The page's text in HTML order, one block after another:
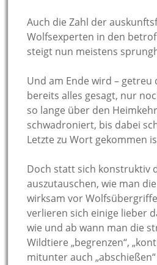
Auch die Zahl der
Wolfsexperten in den
steigt nun meistens
Und am Ende wird – getreu
bereits alles gesagt, nur
so lange über den
schwadroniert, bis dabei
Letzte zu Wort gekommen
Doch statt sich konstruktiv
auszutauschen, wie man
wirksam vor
verlieren sich einige lieber
wie und ab wann man die
Wildtiere „begrenzen“,
mitunter auch